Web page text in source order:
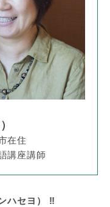
在住
講座講師
ハセヨ） ‼